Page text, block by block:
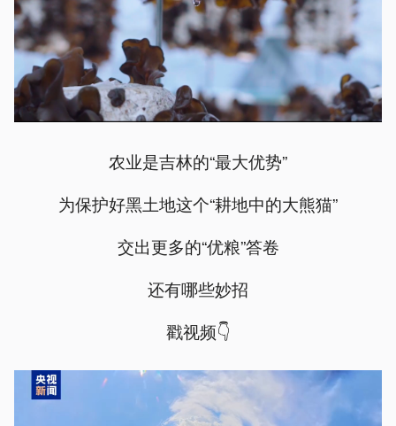
农业是吉林的“最大优势”
为保护好黑土地这个“耕地中的大熊猫”
交出更多的“优粮”答卷
还有哪些妙招
戳视频👇